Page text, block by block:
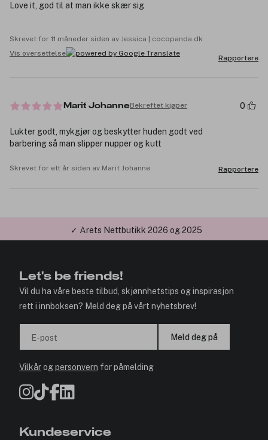
Love it, god til at man ikke skær sig
Skrevet for 11 måneder siden av Jessica | cocopanda.dk
Vis oversettelse
Rapportere
Marit JohanneBekreftet kjøper 0
Lukter godt, mykgjør og beskytter huden godt ved
barbering så man slipper nupper og kutt
Skrevet for ett år siden av Marit Johanne Rapportere
✓ Årets Nettbutikk 2026 og 2025
Let's be friends!
Vil du ha våre beste tilbud, skjønnhetstips og inspirasjon
rett i innboksen? Meld deg på vårt nyhetsbrev!
E-post Meld deg på
Vilkårogpersonvern for påmelding
Kundeservice